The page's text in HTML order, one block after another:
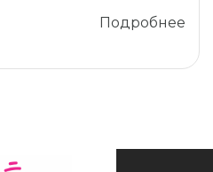
Подробнее